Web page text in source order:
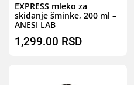
EXPRESS mleko za
skidanje šminke, 200 ml –
ANESI LAB
1,299.00 RSD